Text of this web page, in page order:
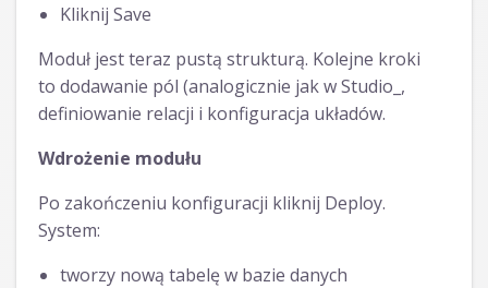
Kliknij Save
Moduł jest teraz pustą strukturą. Kolejne kroki
to dodawanie pól (analogicznie jak w Studio_,
definiowanie relacji i konfiguracja układów.
Wdrożenie modułu
Po zakończeniu konfiguracji kliknij Deploy.
System:
tworzy nową tabelę w bazie danych